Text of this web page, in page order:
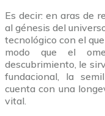
Es decir: en aras de
al génesis del
tecnológico con el
modo que el
descubrimiento, le
fundacional, la
cuenta con una
vital.